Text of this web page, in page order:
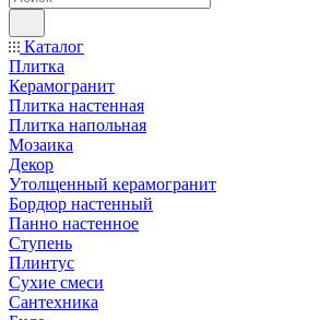
Каталог
Плитка
Керамогранит
Плитка настенная
Плитка напольная
Мозаика
Декор
Утолщенный керамогранит
Бордюр настенный
Панно настенное
Ступень
Плинтус
Сухие смеси
Сантехника